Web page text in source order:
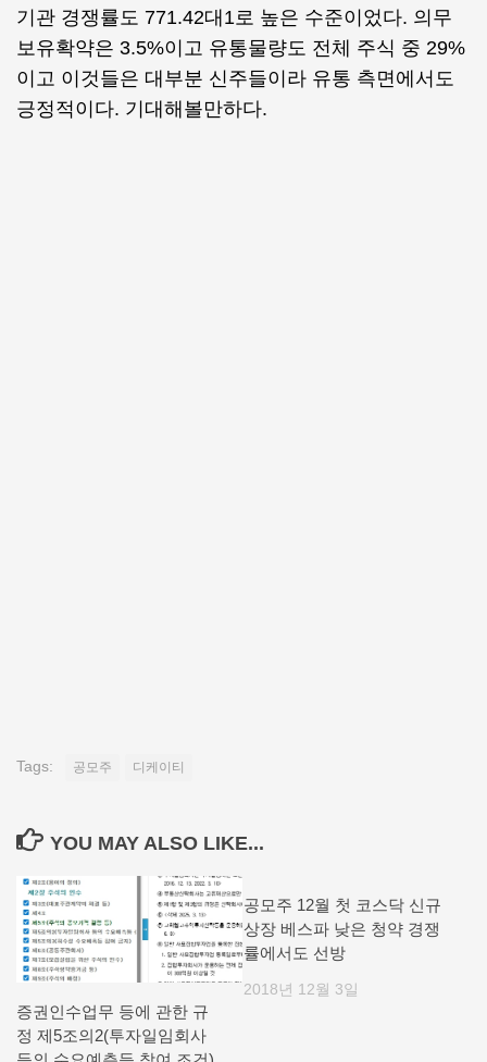
기관 경쟁률도 771.42대1로 높은 수준이었다. 의무
보유확약은 3.5%이고 유통물량도 전체 주식 중 29%
이고 이것들은 대부분 신주들이라 유통 측면에서도
긍정적이다. 기대해볼만하다.
Tags: 공모주 디케이티
YOU MAY ALSO LIKE...
증권인수업무 등에 관한 규
정 제5조의2(투자일임회사
공모주 12월 첫 코스닥 신규
상장 베스파 낮은 청약 경쟁
률에서도 선방
2018년 12월 3일